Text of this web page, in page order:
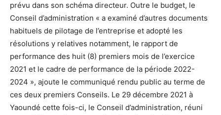
prévu dans son schéma directeur. Outre le budget, le
Conseil d’administration « a examiné d’autres documents
habituels de pilotage de l’entreprise et adopté les
résolutions y relatives notamment, le rapport de
performance des huit (8) premiers mois de l’exercice
2021 et le cadre de performance de la période 2022-
2024 », ajoute le communiqué rendu public au terme de
ces deux premiers Conseils. Le 29 décembre 2021 à
Yaoundé cette fois-ci, le Conseil d’administration, réuni